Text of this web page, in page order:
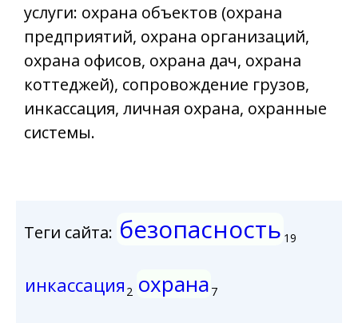
услуги: охрана объектов (охрана
предприятий, охрана организаций,
охрана офисов, охрана дач, охрана
коттеджей), сопровождение грузов,
инкассация, личная охрана, охранные
системы.
Теги сайта: безопасность 19
инкассация 2 охрана 7